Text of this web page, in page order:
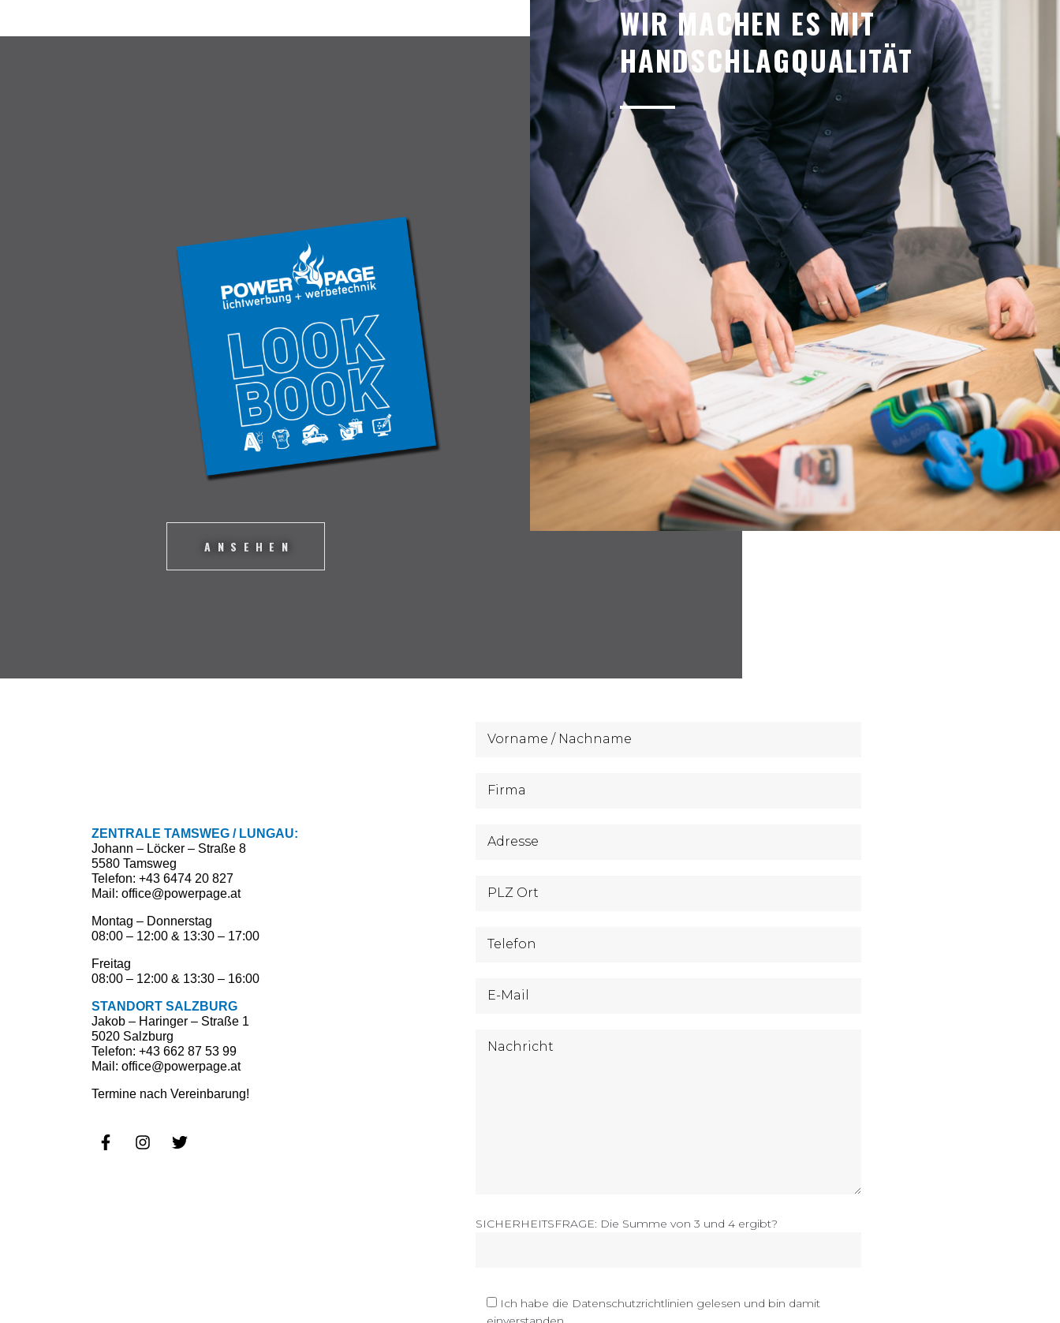
ANSEHEN
WIR MACHEN ES MIT
HANDSCHLAGQUALITÄT
ZENTRALE TAMSWEG / LUNGAU:
Johann – Löcker – Straße 8
5580 Tamsweg
Telefon: +43 6474 20 827
Mail: office@powerpage.at
Montag – Donnerstag
08:00 – 12:00 & 13:30 – 17:00
Freitag
08:00 – 12:00 & 13:30 – 16:00
STANDORT SALZBURG
Jakob – Haringer – Straße 1
5020 Salzburg
Telefon: +43 662 87 53 99
Mail: office@powerpage.at
Termine nach Vereinbarung!
SICHERHEITSFRAGE: Die Summe von 3 und 4 ergibt?
Ich habe die Datenschutzrichtlinien gelesen und bin damit